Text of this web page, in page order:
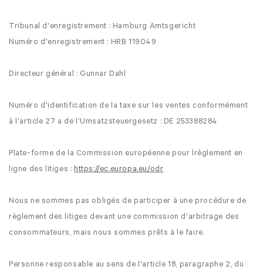
Tribunal d'enregistrement : Hamburg Amtsgericht
Numéro d'enregistrement : HRB 119049
Directeur général : Gunnar Dahl
Numéro d'identification de la taxe sur les ventes conformément
à l'article 27 a de l'Umsatzsteuergesetz : DE 253388284
Plate-forme de la Commission européenne pour lrèglement en
ligne des litiges : https://ec.europa.eu/odr
Nous ne sommes pas obligés de participer à une procédure de
règlement des litiges devant une commission d'arbitrage des
consommateurs, mais nous sommes prêts à le faire.
Personne responsable au sens de l'article 18, paragraphe 2, du